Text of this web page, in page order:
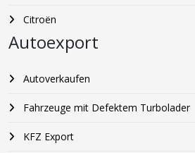
Citroën
Autoexport
Autoverkaufen
Fahrzeuge mit Defektem Turbolader
KFZ Export